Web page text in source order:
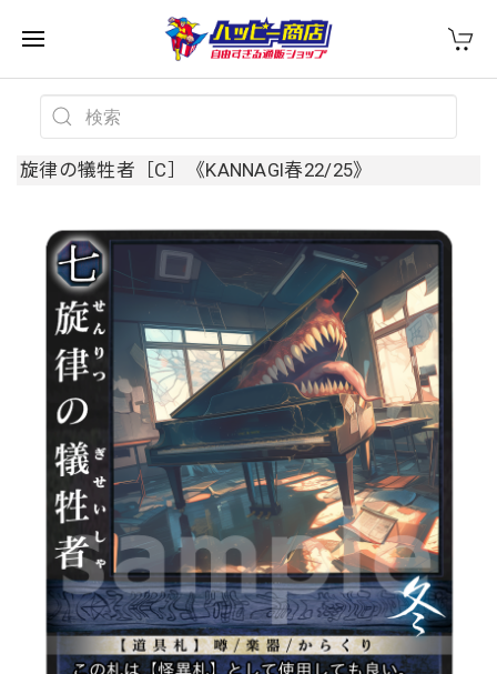
旋律の犠牲者［C］《KANNAGI春22/25》